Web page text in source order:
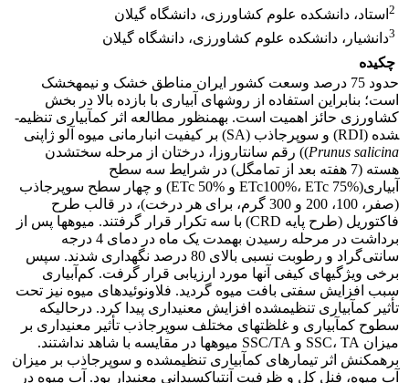
2 استاد، دانشکده علوم کشاورزی، دانشگاه گیلان
3دانشیار، دانشکده علوم کشاورزی، دانشگاه گیلان
چکیده
حدود 75 درصد وسعت کشور ایران مناطق خشک و نیمه­خشک
است؛ بنابراین استفاده از روش­های آبیاری با بازده بالا در بخش
کشاورزی حائز اهمیت است. به­منظور مطالعه اثر کم­آبیاری تنظیم­
شده (RDI) و سوپرجاذب (SA) بر کیفیت انبارمانی میوه آلو ژاپنی
Prunus salicina)) رقم سانتاروزا، درختان از مرحله سخت­شدن
هسته (7 هفته بعد از تمام­گل) در شرایط سه سطح
آبیاری(ETc100%، ETc 75% و ETc 50%) و چهار سطح سوپرجاذب
(صفر، 100، 200 و 300 گرم، برای هر درخت)، در قالب طرح
فاکتوریل (طرح پایه CRD) با سه تکرار قرار گرفتند. میوه­ها پس از
برداشت در مرحله رسیدن به­مدت یک ماه در دمای 4 درجه
سانتی‌گراد و رطوبت نسبی بالای 80 درصد نگهداری شدند. سپس
برخی ویژگی­های کیفی آنها مورد ارزیابی قرار گرفت. کم‌آبیاری
سبب افزایش سفتی بافت میوه گردید. فلاونوئیدهای میوه نیز تحت
تأثیر کم­آبیاری تنظیم­شده افزایش معنی­داری پیدا کرد. درحالیکه
سطوح کم­آبیاری و غلظت­های مختلف سوپرجاذب تأثیر معنی­داری بر
میزان SSC، TA و SSC/TA میوه­ها در مقایسه با شاهد نداشتند.
برهمکنش اثر تیمارهای کم­آبیاری تنظیم­شده و سوپرجاذب بر میزان
آب میوه، فنل کل و ظرفیت آنتی­اکسیدانی معنی­دار بود. آب میوه در